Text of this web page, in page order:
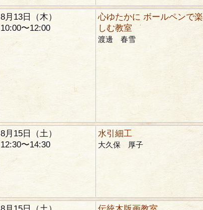
8月13日（木）
10:00〜12:00
心ゆたかに ボールペンで楽
しむ教室
渡邊 春雪
8月15日（土）
12:30〜14:30
水引細工
大久保 厚子